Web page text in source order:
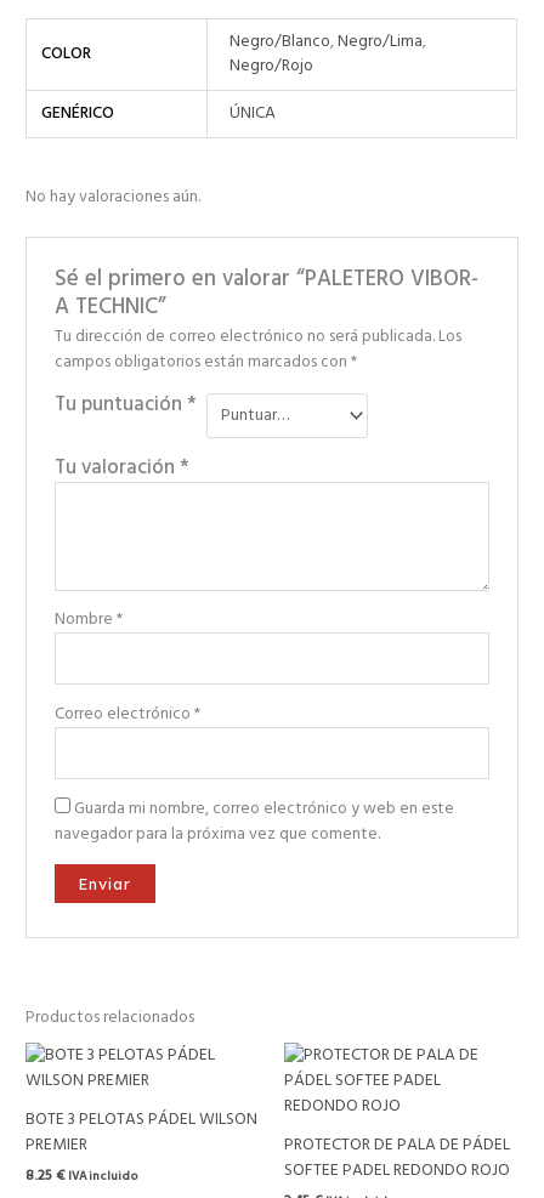
COLOR Negro/Blanco,Negro/Lima,
Negro/Rojo
GENÉRICO
ÚNICA
No hay valoraciones aún.
Sé el primero en valorar “PALETERO VIBOR-
A TECHNIC”
Tu dirección de correo electrónico no será publicada.Los
campos obligatorios están marcados con*
Tu puntuación*
Tu valoración*
Nombre*
Correo electrónico*
Guarda mi nombre, correo electrónico y web en este
navegador para la próxima vez que comente.
Productos relacionados
BOTE 3 PELOTAS PÁDEL WILSON
PREMIER
8.25€ IVA incluido
PROTECTOR DE PALA DE PÁDEL
SOFTEE PADEL REDONDO ROJO